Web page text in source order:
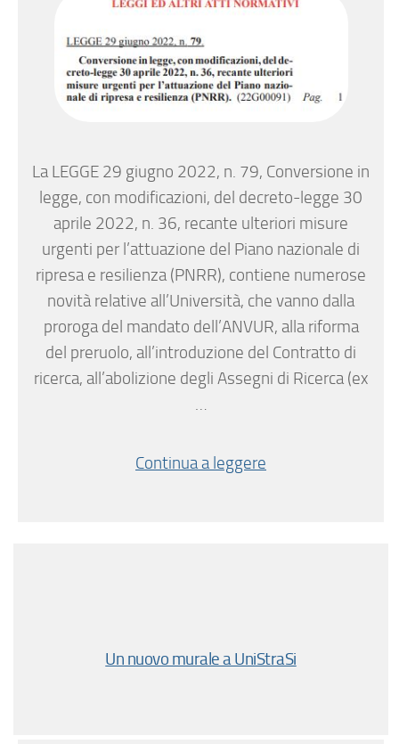
La LEGGE 29 giugno 2022, n. 79, Conversione in
legge, con modificazioni, del decreto-legge 30
aprile 2022, n. 36, recante ulteriori misure
urgenti per l’attuazione del Piano nazionale di
ripresa e resilienza (PNRR), contiene numerose
novità relative all’Università, che vanno dalla
proroga del mandato dell’ANVUR, alla riforma
del preruolo, all’introduzione del Contratto di
ricerca, all’abolizione degli Assegni di Ricerca (ex
…
Continua a leggere
Un nuovo murale a UniStraSi